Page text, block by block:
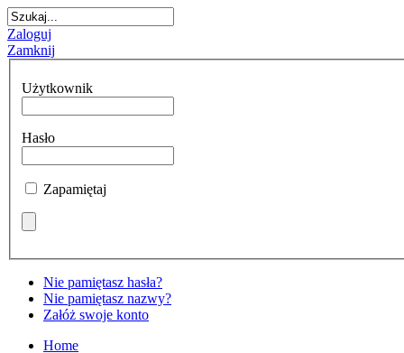
Zaloguj
Zamknij
Użytkownik
Hasło
Zapamiętaj
Nie pamiętasz hasła?
Nie pamiętasz nazwy?
Załóż swoje konto
Home